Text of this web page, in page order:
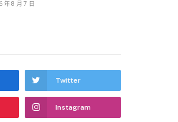
年 8 月 7 日
Twitter
Instagram